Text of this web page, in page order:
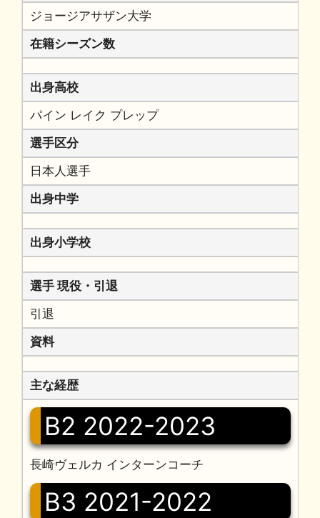
ジョージアサザン大学
在籍シーズン数
出身高校
パイン レイク プレップ
選手区分
日本人選手
出身中学
出身小学校
選手 現役・引退
引退
資料
主な経歴
B2 2022-2023
長崎ヴェルカ インターンコーチ
B3 2021-2022